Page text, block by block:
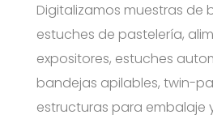
Digitalizamos muestras de
estuches de pastelería,
expositores, estuches
bandejas apilables, twin-
estructuras para embalaje